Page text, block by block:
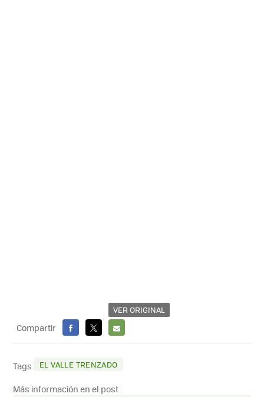
VER ORIGINAL
Compartir
FACEBOOK
X
E-
MAIL
Tags EL VALLE TRENZADO
Más información en el post